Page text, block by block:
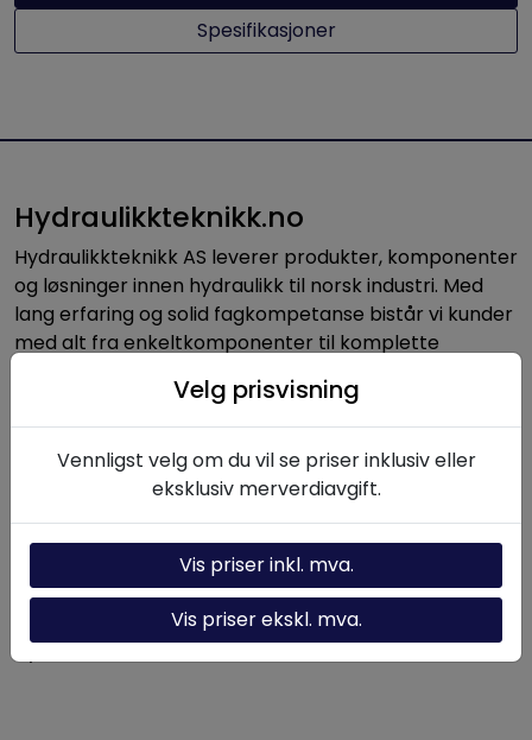
Spesifikasjoner
Hydraulikkteknikk.no
Hydraulikkteknikk AS leverer produkter, komponenter
og løsninger innen hydraulikk til norsk industri. Med
lang erfaring og solid fagkompetanse bistår vi kunder
med alt fra enkeltkomponenter til komplette
Nyttige linker
Kontakt oss
Nyheter
Velg prisvisning
Vennligst velg om du vil se priser inklusiv eller
eksklusiv merverdiavgift.
Vis priser inkl. mva.
Vis priser ekskl. mva.